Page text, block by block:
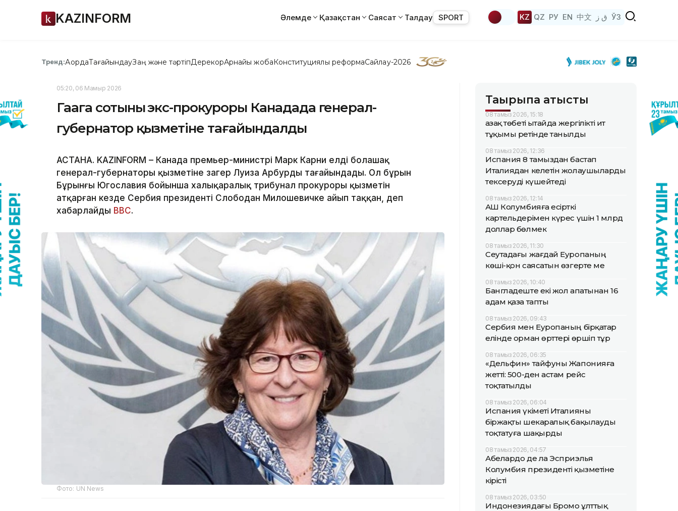
KAZINFORM Әлемде Қазақстан Саясат Талдау SPORT KZ QZ РУ EN 中文 ق ز ЎЗ
Тренд:АқордаТағайындауЗаң және тәртіпДерекқорАрнайы жобаКонституциялық реформаСайлау-2026
05:20, 06 Мамыр 2026
Гаага сотының экс-прокуроры Канадада генерал-
губернатор қызметіне тағайындалды
АСТАНА. KAZINFORM – Канада премьер-министрі Марк Карни елдің болашақ
генерал-губернаторы қызметіне заңгер Луиза Арбурды тағайындады. Ол бұрын
Бұрынғы Югославия бойынша халықаралық трибунал прокуроры қызметін
атқарған кезде Сербия президенті Слободан Милошевичке айып таққан, деп
хабарлайды ВВС.
Фото: UN News
Тақырыпқа қатысты
08 тамыз 2026, 15:18
Қазақ төбеті Қытайда жергілікті ит
тұқымы ретінде танылды
08 тамыз 2026, 12:36
Испания 8 тамыздан бастап
Италиядан келетін жолаушыларды
тексеруді күшейтеді
08 тамыз 2026, 12:14
АҚШ Колумбияға есірткі
картельдерімен күрес үшін 1 млрд
доллар бөлмек
08 тамыз 2026, 11:30
Сеутадағы жағдай Еуропаның
көші-қон саясатын өзгерте ме
08 тамыз 2026, 10:40
Бангладеште екі жол апатынан 16
адам қаза тапты
08 тамыз 2026, 09:43
Сербия мен Еуропаның бірқатар
елінде орман өрттері өршіп тұр
08 тамыз 2026, 06:35
«Дельфин» тайфуны Жапонияға
жетті: 500-ден астам рейс
тоқтатылды
08 тамыз 2026, 06:04
Испания үкіметі Италияны
біржақты шекаралық бақылауды
тоқтатуға шақырды
08 тамыз 2026, 04:57
Абелардо де ла Эсприэлья
Колумбия президенті қызметіне
кірісті
08 тамыз 2026, 03:50
Индонезиядағы Бромо ұлттық